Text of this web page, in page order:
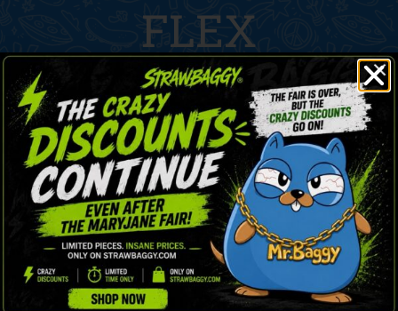
FLEX
Más fuerte y más ligero
¡Oferta!